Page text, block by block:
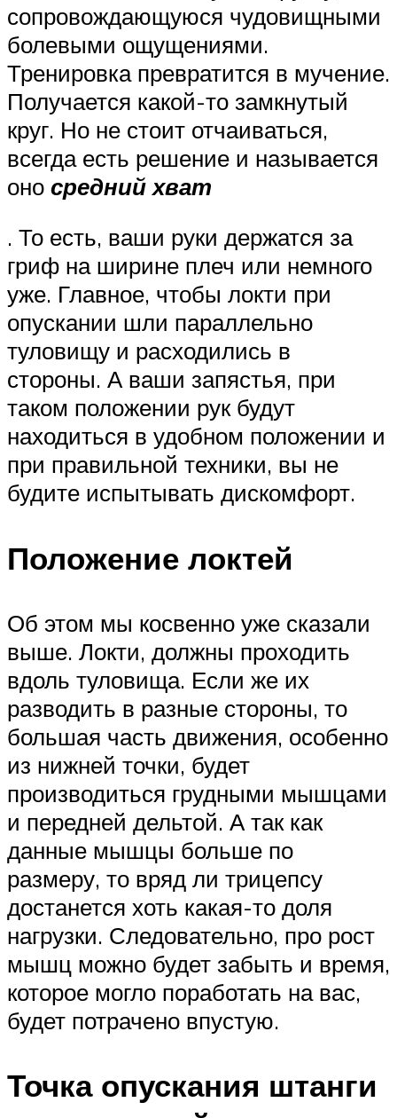
сопровождающуюся чудовищными
болевыми ощущениями.
Тренировка превратится в мучение.
Получается какой-то замкнутый
круг. Но не стоит отчаиваться,
всегда есть решение и называется
оно средний хват
. То есть, ваши руки держатся за
гриф на ширине плеч или немного
уже. Главное, чтобы локти при
опускании шли параллельно
туловищу и расходились в
стороны. А ваши запястья, при
таком положении рук будут
находиться в удобном положении и
при правильной техники, вы не
будите испытывать дискомфорт.
Положение локтей
Об этом мы косвенно уже сказали
выше. Локти, должны проходить
вдоль туловища. Если же их
разводить в разные стороны, то
большая часть движения, особенно
из нижней точки, будет
производиться грудными мышцами
и передней дельтой. А так как
данные мышцы больше по
размеру, то вряд ли трицепсу
достанется хоть какая-то доля
нагрузки. Следовательно, про рост
мышц можно будет забыть и время,
которое могло поработать на вас,
будет потрачено впустую.
Точка опускания штанги